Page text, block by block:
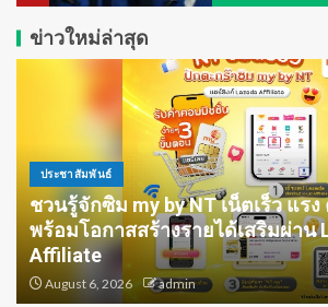
ได้รับใบอนุญา
เตรียมเปิดตัวฟี
เงินสำหรับบุคค
ธุรกิจ
4
กรมส่งเสริมกา
กระทรวงพาณิ
‘Content Hub’
Thai Night
ยุทธศาสตร์ 4
ซีรีส์ Y–GL ขย
ข่าวใหม่ล่าสุด
ประชาสัมพันธ์
ชวนรู้จักซิม my by NT เน็ตเร็ว แร
พร้อมโอกาสสร้างรายได้เสริมผ่าน
Affiliate
August 6, 2026 admin